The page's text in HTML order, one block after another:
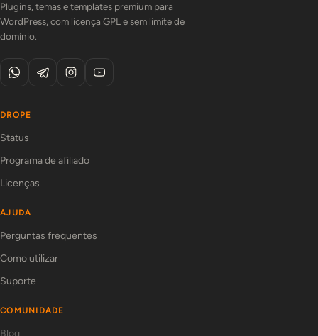
Plugins, temas e templates premium para
WordPress, com licença GPL e sem limite de
domínio.
DROPE
Status
Programa de afiliado
Licenças
AJUDA
Perguntas frequentes
Como utilizar
Suporte
COMUNIDADE